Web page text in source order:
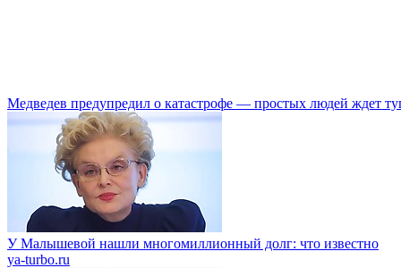
Медведев предупредил о катастрофе — простых людей ждет
У Малышевой нашли многомиллионный долг: что известно
ya-turbo.ru